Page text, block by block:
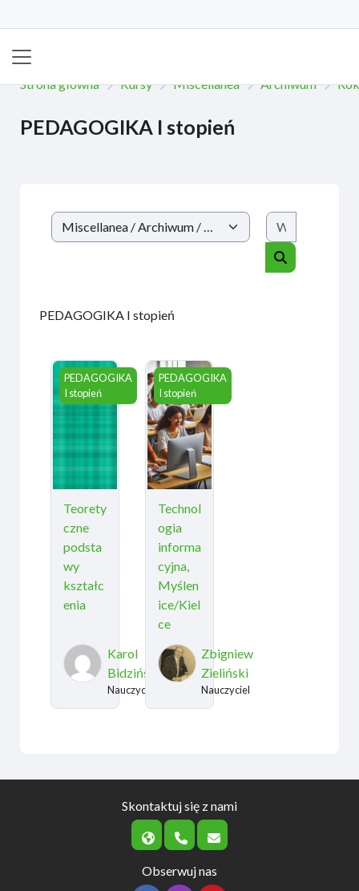
Strona główna Kursy Miscellanea Archiwum
PEDAGOGIKA I stopień
Kategorie kursów
Wyszukaj
PEDAGOGIKA I stopień
Teoretyczne podstawy kształcenia
PEDAGOGIKA
I stopień
Teorety
czne
podsta
wy
kształc
enia
Karol
Bidziński
Nauczyciel
Technologia informacyjna,
PEDAGOGIKA
I stopień
Technol
ogia
informa
cyjna,
Myślen
ice/Kiel
ce
Zbigniew
Zieliński
Nauczyciel
Skontaktuj się z nami
Obserwuj nas